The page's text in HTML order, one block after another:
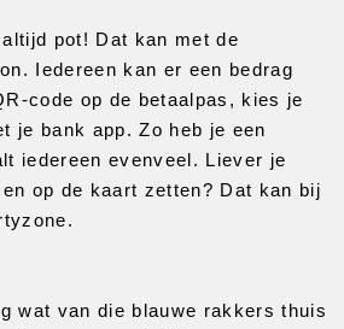
pot! Dat kan met de
Iedereen kan er een bedrag
code op de betaalpas, kies je
je bank app. Zo heb je een
iedereen evenveel. Liever je
op de kaart zetten? Dat kan bij
wat van die blauwe rakkers thuis